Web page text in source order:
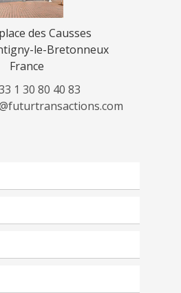
des Causses
le-Bretonneux
France
1 30 80 40 83